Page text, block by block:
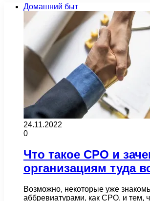
Домашний быт
24.11.2022
0
Что такое СРО и
организациям туда
Возможно, некоторые уже
аббревиатурами, как СРО, и тем,